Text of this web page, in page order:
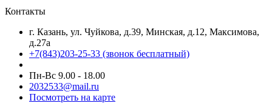
Контакты
г. Казань, ул. Чуйкова, д.39, Минская, д.12, Максимова,
д.27а
+7(843)203-25-33 (звонок бесплатный)
Пн-Вс 9.00 - 18.00
2032533@mail.ru
Посмотреть на карте